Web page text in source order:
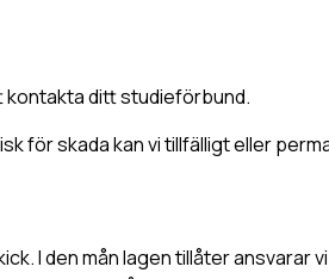
kontakta ditt studieförbund.
för skada kan vi tillfälligt eller
I den mån lagen tillåter ansvarar